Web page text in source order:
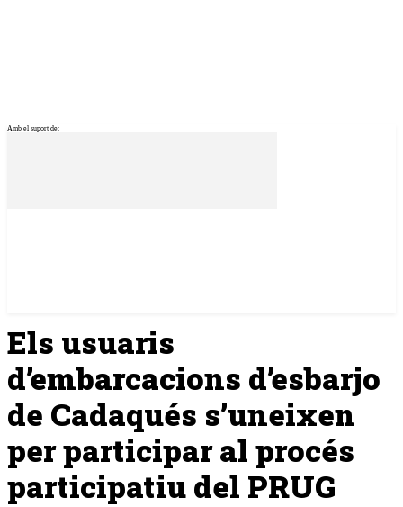
Amb el suport de:
Els usuaris
d’embarcacions d’esbarjo
de Cadaqués s’uneixen
per participar al procés
participatiu del PRUG